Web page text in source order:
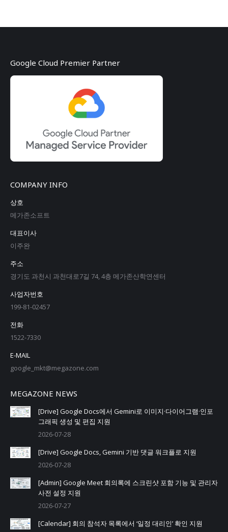
Google Cloud Premier Partner
COMPANY INFO
상호
메가존소프트
대표이사
이주완
주소
경기도 과천시 과천대로7길 74, 4층 메가존산학연센터
사업자번호
199-81-02457
전화
1522-7330
E-MAIL
google_mkt@megazone.com
MEGAZONE NEWS
[Drive] Google Docs에서 Gemini로 이미지·다이어그램·인포
그래픽 생성 및 편집 지원
2026-07-28
[Drive] Google Docs, Gemini 기반 댓글 워크플로 지원
2026-07-28
[Admin] Google Meet 회의록에 스크린샷 포함 기능 및 관리자
사전 설정 지원
2026-07-27
[Calendar] 회의 참석자 목록에서 ‘일정 대리인’ 확인 지원